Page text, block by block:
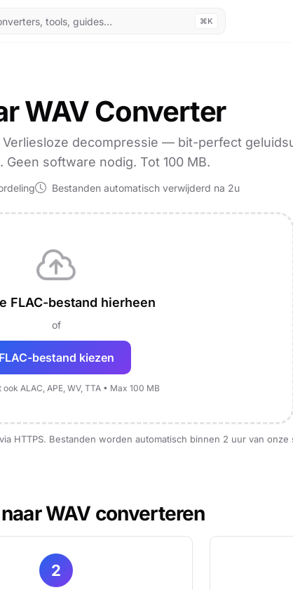
⌘K
WAV Converter
decompressie — bit-perfect
Geen software nodig. Tot 100 MB.
Bestanden automatisch verwijderd na 2u
FLAC-bestand hierheen
of
FLAC-bestand kiezen
ALAC, APE, WV, TTA • Max 100 MB
HTTPS. Bestanden worden automatisch binnen 2 uur van
WAV converteren
2